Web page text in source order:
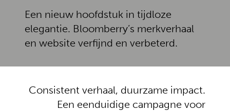
Een nieuw hoofdstuk in tijdloze
elegantie. Bloomberry’s merkverhaal
en website verfijnd en verbeterd.
Consistent verhaal, duurzame impact.
Een eenduidige campagne voor